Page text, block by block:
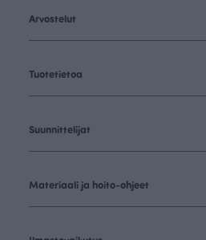
Arvostelut
Tuotetietoa
Suunnittelijat
Materiaali ja hoito-ohjeet